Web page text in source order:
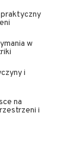
w
i
na
i